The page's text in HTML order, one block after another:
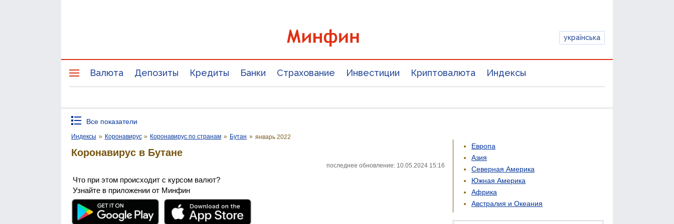
українська
Валюта Депозиты Кредиты Банки Страхование Инвестиции Криптовалюта Индексы
Все показатели
Индексы » Коронавирус » Коронавирус по странам » Бутан » январь 2022
Коронавирус в Бутане
последнее обновление: 10.05.2024 15:16
Что при этом происходит с курсом валют?
Узнайте в приложении от Минфин
Европа
Азия
Северная Америка
Южная Америка
Африка
Австралия и Океания